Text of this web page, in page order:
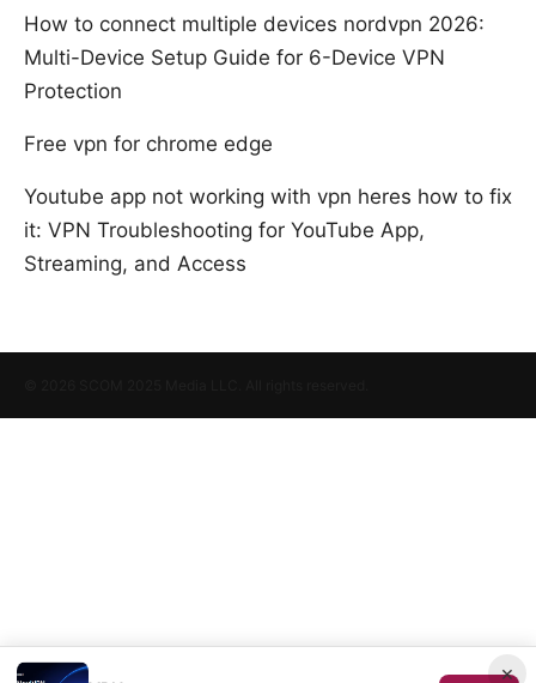
How to connect multiple devices nordvpn 2026:
Multi-Device Setup Guide for 6-Device VPN
Protection
Free vpn for chrome edge
Youtube app not working with vpn heres how to fix
it: VPN Troubleshooting for YouTube App,
Streaming, and Access
×